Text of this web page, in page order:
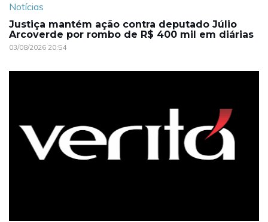
Notícias
Justiça mantém ação contra deputado Júlio
Arcoverde por rombo de R$ 400 mil em diárias
03/08/2026 20:54